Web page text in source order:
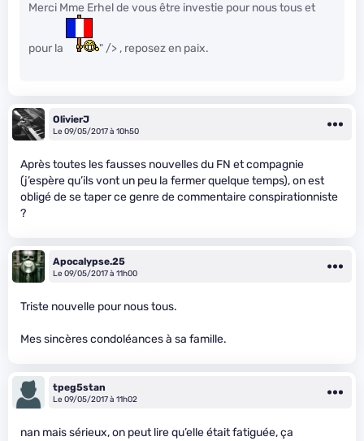
Merci Mme Erhel de vous être investie pour nous tous et
pour la " /> , reposez en paix.
OlivierJ
Le 09/05/2017 à 10h50
Après toutes les fausses nouvelles du FN et compagnie
(j’espère qu’ils vont un peu la fermer quelque temps), on est
obligé de se taper ce genre de commentaire conspirationniste
?
Apocalypse.25
Le 09/05/2017 à 11h00
Triste nouvelle pour nous tous.
Mes sincères condoléances à sa famille.
tpeg5stan
Le 09/05/2017 à 11h02
nan mais sérieux, on peut lire qu’elle était fatiguée, ça